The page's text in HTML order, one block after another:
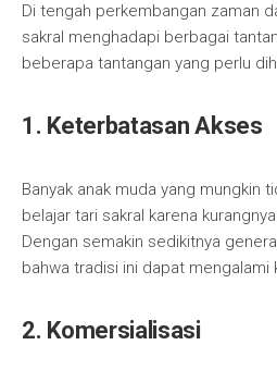
Di tengah perkembangan zaman
sakral menghadapi berbagai
beberapa tantangan yang perlu
1. Keterbatasan Akses
Banyak anak muda yang mungkin
belajar tari sakral karena
Dengan semakin sedikitnya
bahwa tradisi ini dapat mengalami
2. Komersialisasi